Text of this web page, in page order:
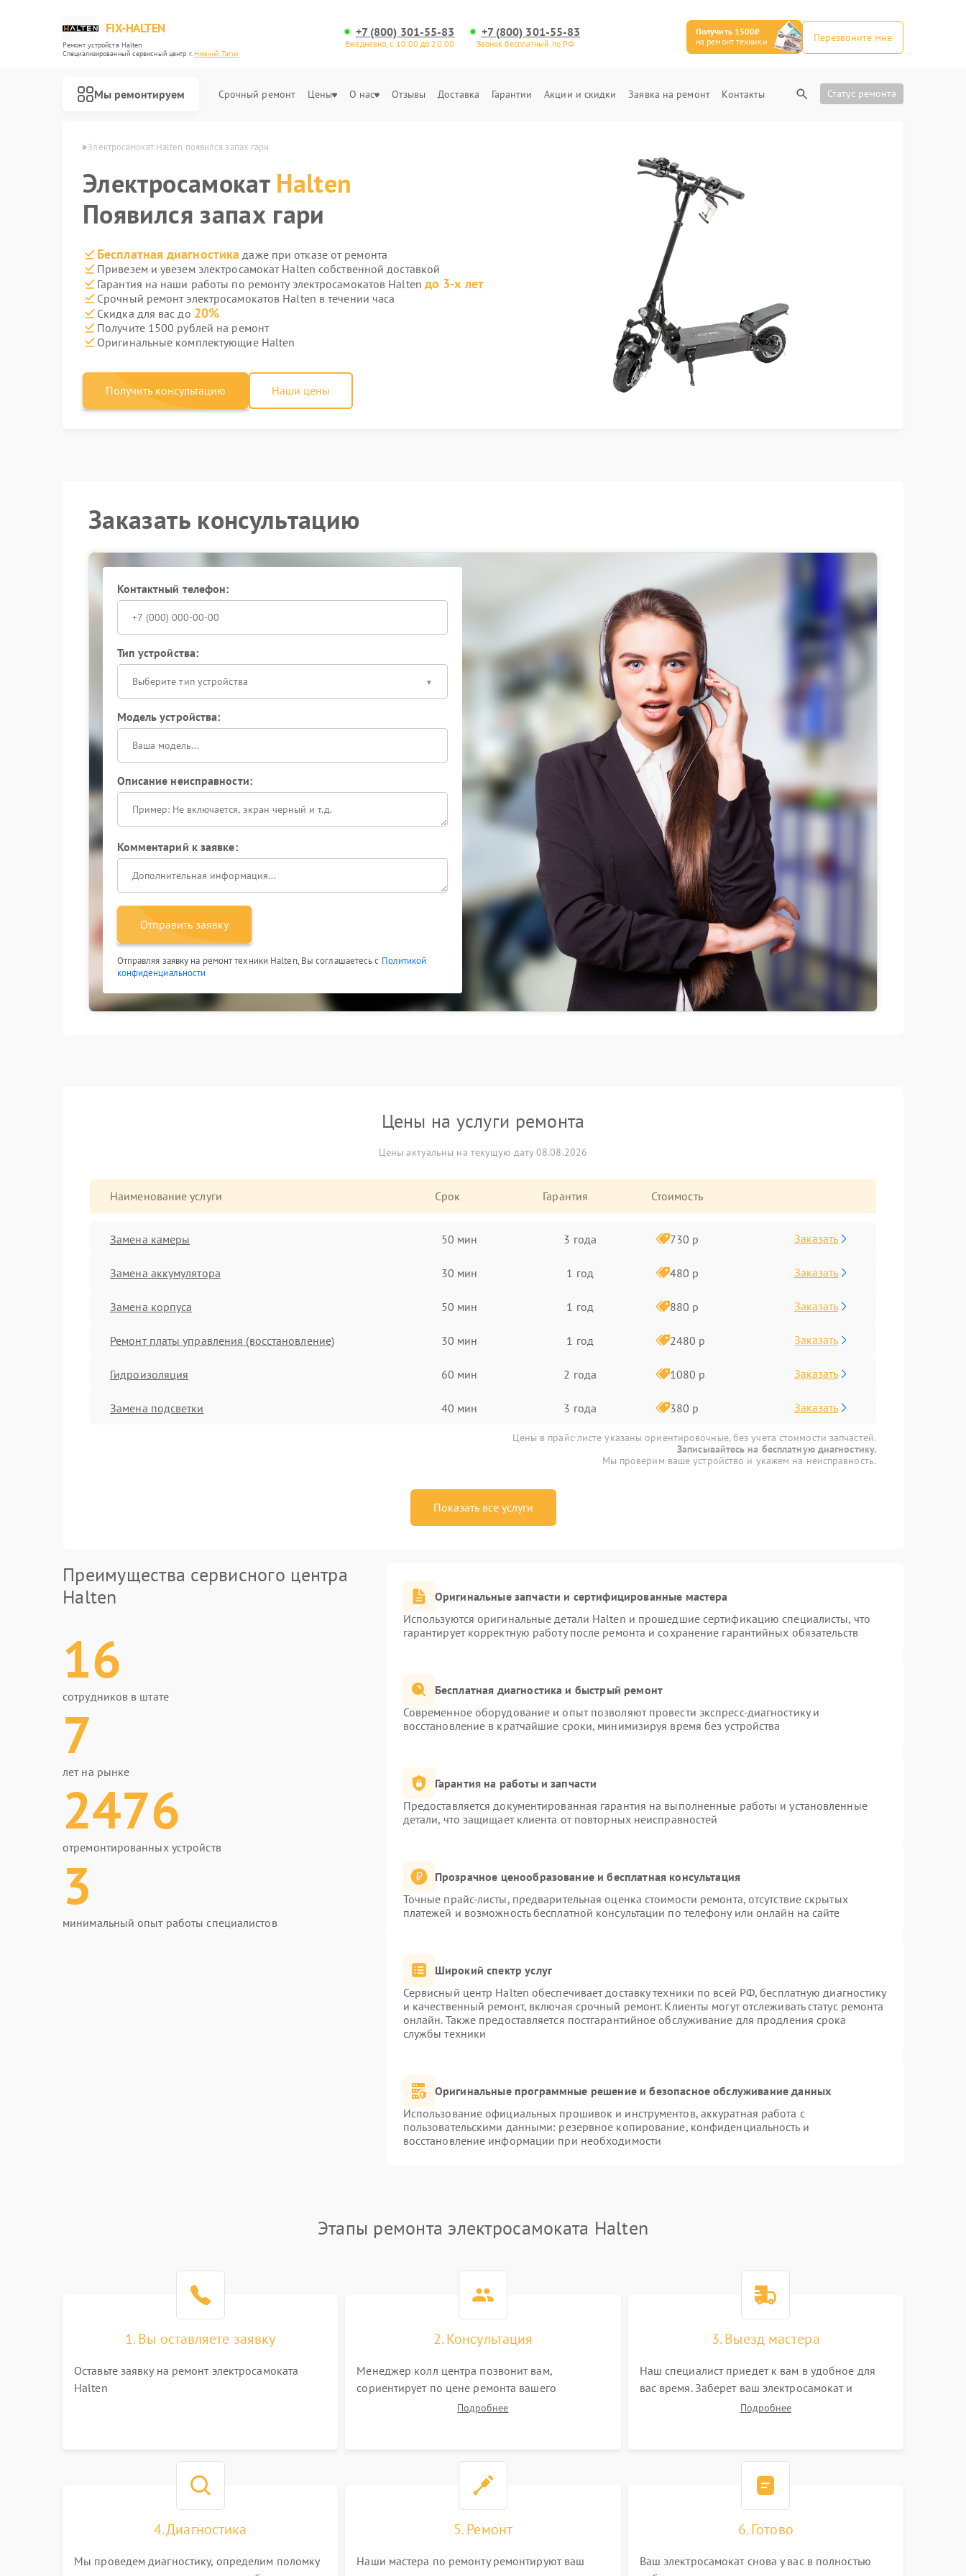
FIX-HALTEN
Ремонт устройств Halten
Специализированный cервисный центр г.Нижний Тагил
+7 (800) 301-55-83
Ежедневно, с 10:00 до 20:00
+7 (800) 301-55-83
Звонок бесплатный по РФ
Получить 1500₽
на ремонт техники
Перезвоните мне
Мы ремонтируем Срочный ремонт Цены О нас Отзывы Доставка Гарантии Акции и скидки Заявка на ремонт Контакты Статус ремонта
в Нижнем Тагиле Электросамокат Halten появился запах гари
Электросамокат Halten
Появился запах гари
Бесплатная диагностика даже при отказе от ремонта
Привезем и увезем электросамокат Halten собственной доставкой
Гарантия на наши работы по ремонту электросамокатов Halten до 3-х лет
Срочный ремонт электросамокатов Halten в течении часа
Скидка для вас до 20%
Получите 1500 рублей на ремонт
Оригинальные комплектующие Halten
Получить консультацию Наши цены
Заказать консультацию
Контактный телефон:
Тип устройства:
Выберите тип устройства
Модель устройства:
Описание неисправности:
Комментарий к заявке:
Отправить заявку
Отправляя заявку на ремонт техники Halten, Вы соглашаетесь с Политикой
конфиденциальности
Цены на услуги ремонта
Цены актуальны на текущую дату 08.08.2026
Наименование услуги Срок Гарантия Стоимость
Замена камеры 50 мин 3 года 730 р Заказать
Замена аккумулятора 30 мин 1 год 480 р Заказать
Замена корпуса 50 мин 1 год 880 р Заказать
Ремонт платы управления (восстановление) 30 мин 1 год 2480 р Заказать
Гидроизоляция 60 мин 2 года 1080 р Заказать
Замена подсветки 40 мин 3 года 380 р Заказать
Цены в прайс-листе указаны ориентировочные, без учета стоимости запчастей.
Записывайтесь на бесплатную диагностику.
Мы проверим ваше устройство и укажем на неисправность.
Показать все услуги
Преимущества сервисного центра
Halten
16
сотрудников в штате
7
лет на рынке
2476
отремонтированных устройств
3
минимальный опыт работы специалистов
Оригинальные запчасти и сертифицированные мастера
Используются оригинальные детали Halten и прошедшие сертификацию специалисты, что
гарантирует корректную работу после ремонта и сохранение гарантийных обязательств
Бесплатная диагностика и быстрый ремонт
Современное оборудование и опыт позволяют провести экспресс-диагностику и
восстановление в кратчайшие сроки, минимизируя время без устройства
Гарантия на работы и запчасти
Предоставляется документированная гарантия на выполненные работы и установленные
детали, что защищает клиента от повторных неисправностей
Прозрачное ценообразование и бесплатная консультация
Точные прайс-листы, предварительная оценка стоимости ремонта, отсутствие скрытых
платежей и возможность бесплатной консультации по телефону или онлайн на сайте
Широкий спектр услуг
Сервисный центр Halten обеспечивает доставку техники по всей РФ, бесплатную диагностику
и качественный ремонт, включая срочный ремонт. Клиенты могут отслеживать статус ремонта
онлайн. Также предоставляется постгарантийное обслуживание для продления срока
службы техники
Оригинальные программные решение и безопасное обслуживание данных
Использование официальных прошивок и инструментов, аккуратная работа с
пользовательскими данными: резервное копирование, конфиденциальность и
восстановление информации при необходимости
Этапы ремонта электросамоката Halten
1. Вы оставляете заявку
Оставьте заявку на ремонт электросамоката
Halten
2. Консультация
Менеджер колл центра позвонит вам,
сориентирует по цене ремонта вашего
электросамоката а также ответит на все ваши
Подробнее
3. Выезд мастера
Наш специалист приедет к вам в удобное для
вас время. Заберет ваш электросамокат и
привезет на склад для диагностики.
Подробнее
4. Диагностика
Мы проведем диагностику, определим поломку
5. Ремонт
Наши мастера по ремонту ремонтируют ваш
6. Готово
Ваш электросамокат снова у вас в полностью